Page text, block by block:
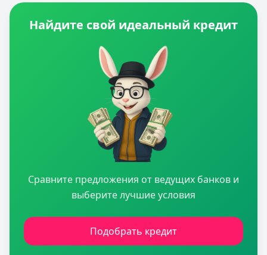
Найдите свой идеальный кредит
Сравните предложения от ведущих банков и
выберите лучшие условия
Подобрать кредит